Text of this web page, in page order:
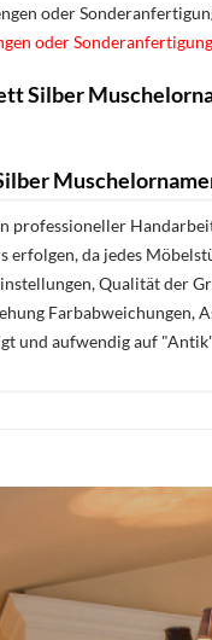
oder
oder
Silber
erfolgen, da jedes
Qualität der
Farbabweichungen,
und aufwendig auf